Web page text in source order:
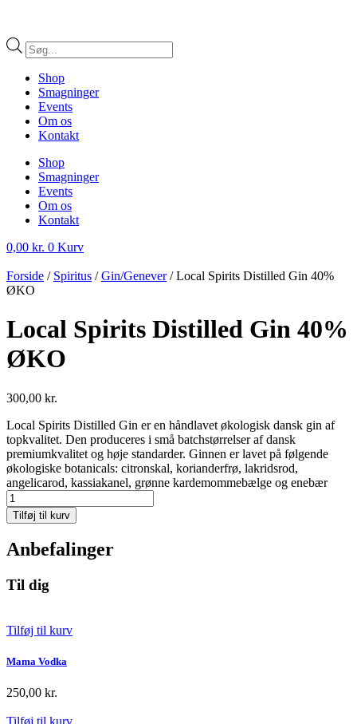
Products
search
Shop
Smagninger
Events
Om os
Kontakt
Shop
Smagninger
Events
Om os
Kontakt
0,00 kr. 0 Kurv
Forside / Spiritus /Gin/Genever/ Local Spirits Distilled Gin 40%
ØKO
Local Spirits Distilled Gin 40%
ØKO
300,00 kr.
Local Spirits Distilled Gin er en håndlavet økologisk dansk gin af
topkvalitet. Den produceres i små batchstørrelser af dansk
premiumkvalitet og høje standarder. Ginnen er lavet på følgende
økologiske botanicals: citronskal, korianderfrø, lakridsrod,
angelicarod, kassiakanel, grønne kardemommebælge og enebær
Local
Spirits
Distilled
40%
antal
Tilføj til kurv
Anbefalinger
Til dig
Tilføj til kurv
Mama Vodka
250,00 kr.